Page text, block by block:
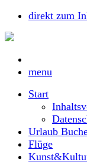
direkt zum
menu
Start
Urlaub
Flüge